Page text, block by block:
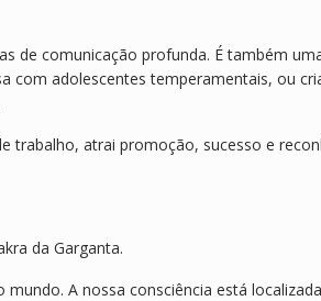
de comunicação profunda. É também
com adolescentes temperamentais, ou
trabalho, atrai promoção, sucesso e
da Garganta.
A nossa consciência está